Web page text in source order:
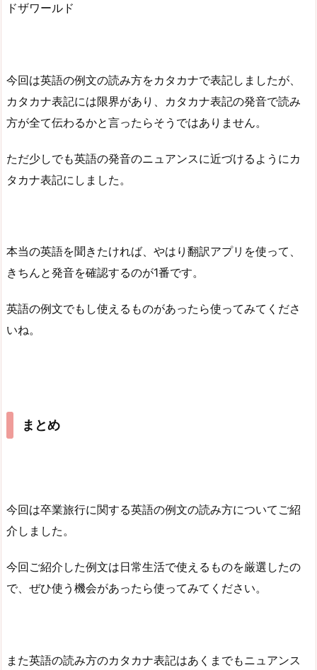
ドザワールド
今回は英語の例文の読み方をカタカナで表記しましたが、
カタカナ表記には限界があり、カタカナ表記の発音で読み
方が全て伝わるかと言ったらそうではありません。
ただ少しでも英語の発音のニュアンスに近づけるようにカ
タカナ表記にしました。
本当の英語を聞きたければ、やはり翻訳アプリを使って、
きちんと発音を確認するのが1番です。
英語の例文でもし使えるものがあったら使ってみてくださ
いね。
まとめ
今回は卒業旅行に関する英語の例文の読み方についてご紹
介しました。
今回ご紹介した例文は日常生活で使えるものを厳選したの
で、ぜひ使う機会があったら使ってみてください。
また英語の読み方のカタカナ表記はあくまでもニュアンス